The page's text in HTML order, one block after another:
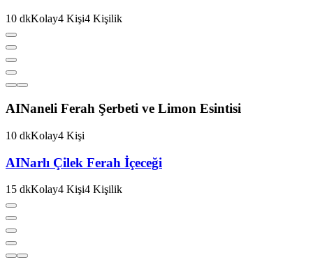
10 dkKolay4 Kişi4 Kişilik
AINaneli Ferah Şerbeti ve Limon Esintisi
10 dkKolay4 Kişi
AINarlı Çilek Ferah İçeceği
15 dkKolay4 Kişi4 Kişilik